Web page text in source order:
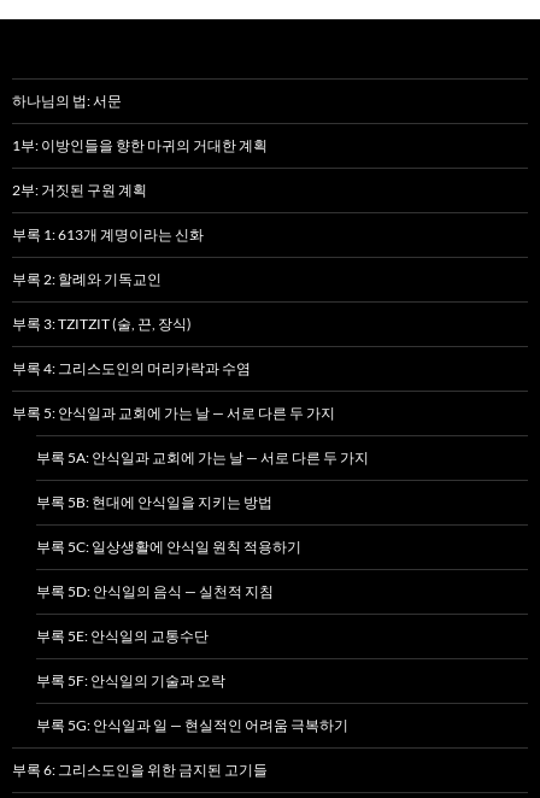
하나님의 법: 서문
1부: 이방인들을 향한 마귀의 거대한 계획
2부: 거짓된 구원 계획
부록 1: 613개 계명이라는 신화
부록 2: 할례와 기독교인
부록 3: TZITZIT (술, 끈, 장식)
부록 4: 그리스도인의 머리카락과 수염
부록 5: 안식일과 교회에 가는 날 — 서로 다른 두 가지
부록 5A: 안식일과 교회에 가는 날 — 서로 다른 두 가지
부록 5B: 현대에 안식일을 지키는 방법
부록 5C: 일상생활에 안식일 원칙 적용하기
부록 5D: 안식일의 음식 — 실천적 지침
부록 5E: 안식일의 교통수단
부록 5F: 안식일의 기술과 오락
부록 5G: 안식일과 일 — 현실적인 어려움 극복하기
부록 6: 그리스도인을 위한 금지된 고기들